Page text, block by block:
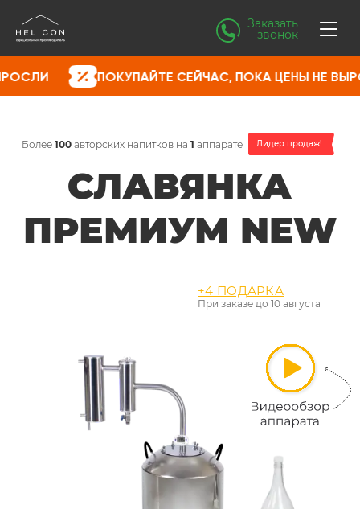
Заказать
звонок
ПОКУПАЙТЕ СЕЙЧАС, ПОКА ЦЕНЫ НЕ ВЫРОСЛИ
СЛАВЯНКА
ПРЕМИУМ NEW
Более 100авторских напитков на 1 аппарате Лидер продаж!
+4 ПОДАРКА
При заказе до10 августа